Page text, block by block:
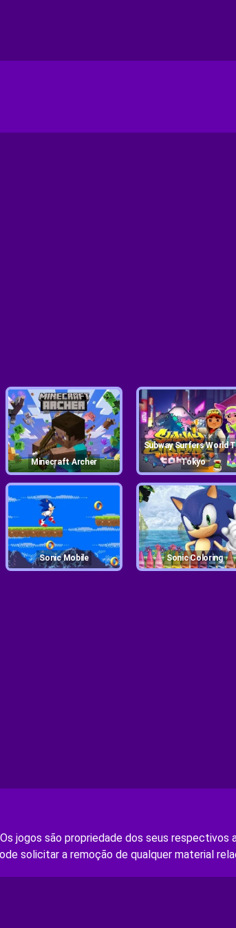
Minecraft Archer
Subway Surfers World Tour
Tokyo
Sonic Mobile Sonic Coloring
jogos são propriedade dos seus respectivos
solicitar a remoção de qualquer material